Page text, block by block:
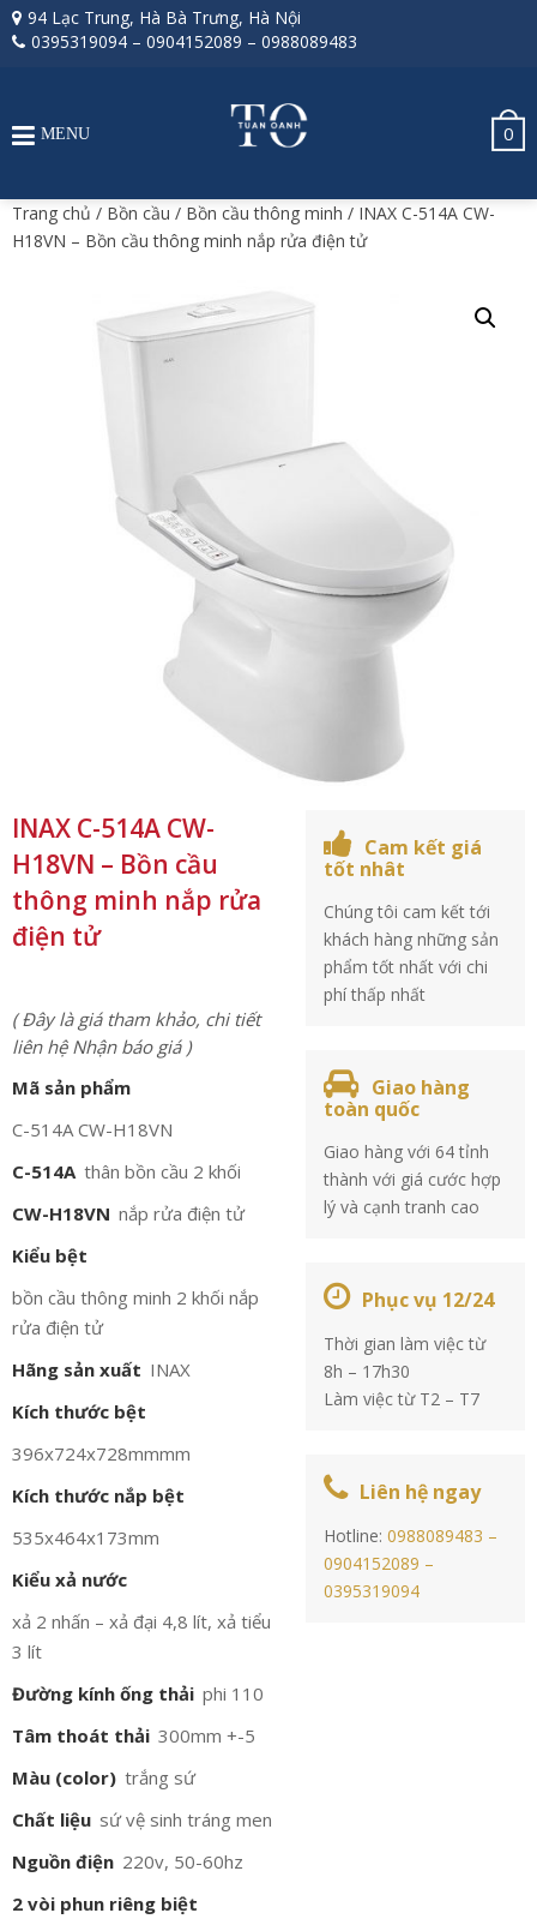
94 Lạc Trung, Hà Bà Trưng, Hà Nội
0395319094 – 0904152089 – 0988089483
0
MENU
Trang chủ / Bồn cầu / Bồn cầu thông minh / INAX C-514A CW-
H18VN – Bồn cầu thông minh nắp rửa điện tử
INAX C-514A CW-
H18VN – Bồn cầu
thông minh nắp rửa
điện tử
( Đây là giá tham khảo, chi tiết
liên hệ Nhận báo giá )
Mã sản phẩm
C-514A CW-H18VN
C-514A thân bồn cầu 2 khối
CW-H18VN nắp rửa điện tử
Kiểu bệt
bồn cầu thông minh 2 khối nắp
rửa điện tử
Hãng sản xuất INAX
Kích thước bệt
396x724x728mmmm
Kích thước nắp bệt
535x464x173mm
Kiểu xả nước
xả 2 nhấn – xả đại 4,8 lít, xả tiểu
3 lít
Đường kính ống thải phi 110
Tâm thoát thải 300mm +-5
Màu (color) trắng sứ
Chất liệu sứ vệ sinh tráng men
Nguồn điện 220v, 50-60hz
2 vòi phun riêng biệt
Cam kết giá
tốt nhât
Chúng tôi cam kết tới
khách hàng những sản
phẩm tốt nhất với chi
phí thấp nhất
Giao hàng
toàn quốc
Giao hàng với 64 tỉnh
thành với giá cước hợp
lý và cạnh tranh cao
Phục vụ 12/24
Thời gian làm việc từ
8h – 17h30
Làm việc từ T2 – T7
Liên hệ ngay
Hotline:0988089483 –
0904152089 –
0395319094